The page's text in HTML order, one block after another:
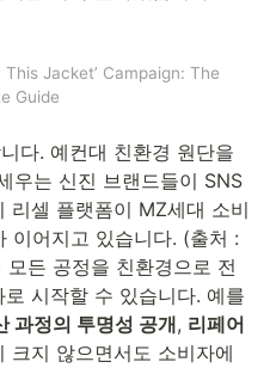
This Jacket’ Campaign: The
Guide
다. 예컨대 친환경 원단을
우는 신진 브랜드들이 SNS
리셀 플랫폼이 MZ세대 소비
이어지고 있습니다. (출처 :
든 공정을 친환경으로 전
시작할 수 있습니다. 예를
과정의 투명성 공개, 리페어
크지 않으면서도 소비자에